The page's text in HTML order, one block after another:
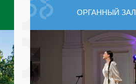
ОРГАННЫЙ ЗАЛ